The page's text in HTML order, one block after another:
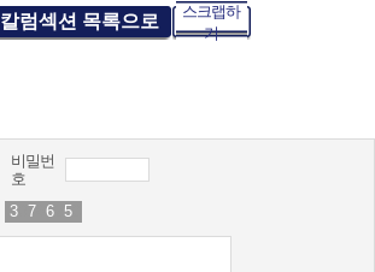
칼럼섹션 목록으로
스크랩하
기